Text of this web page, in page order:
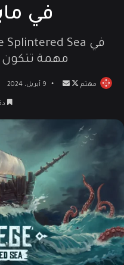
في
مهمة تتكون من 10
مهتم
تابع أرسل 9 أبريل، 2024